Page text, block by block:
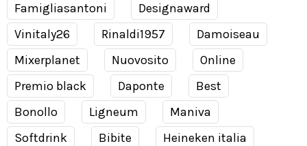
Famigliasantoni
Designaward
Vinitaly26
Rinaldi1957
Damoiseau
Mixerplanet
Nuovosito
Online
Premio black
Daponte
Best
Bonollo
Ligneum
Maniva
Softdrink
Bibite
Heineken italia